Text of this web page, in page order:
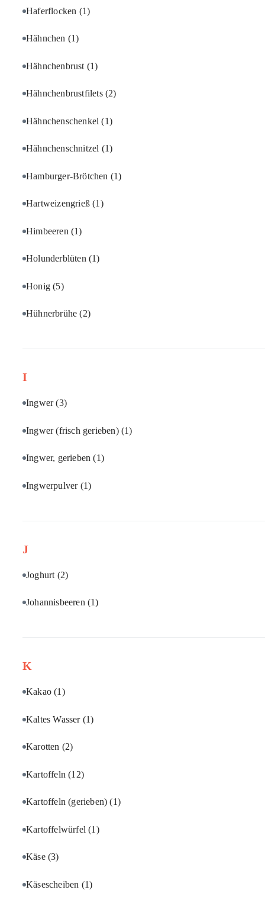
Haferflocken (1)
Hähnchen (1)
Hähnchenbrust (1)
Hähnchenbrustfilets (2)
Hähnchenschenkel(1)
Hähnchenschnitzel (1)
Hamburger-Brötchen (1)
Hartweizengrieß(1)
Himbeeren (1)
Holunderblüten (1)
Honig(5)
Hühnerbrühe(2)
I
Ingwer(3)
Ingwer (frisch gerieben) (1)
Ingwer, gerieben(1)
Ingwerpulver (1)
J
Joghurt (2)
Johannisbeeren (1)
K
Kakao(1)
Kaltes Wasser (1)
Karotten (2)
Kartoffeln(12)
Kartoffeln (gerieben)(1)
Kartoffelwürfel(1)
Käse (3)
Käsescheiben (1)